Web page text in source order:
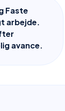
Faste
arbejde.
avance.